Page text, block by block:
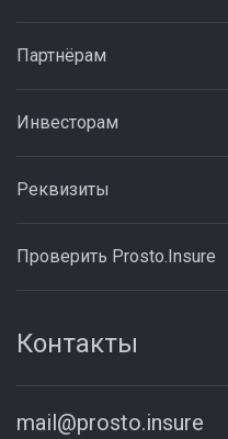
Партнёрам
Инвесторам
Реквизиты
Проверить Prosto.Insure
Контакты
mail@prosto.insure